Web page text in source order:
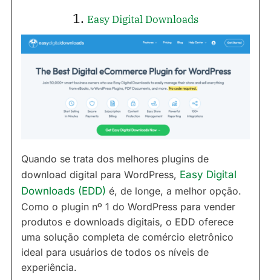
1. Easy Digital Downloads
Quando se trata dos melhores plugins de
download digital para WordPress, Easy Digital
Downloads (EDD) é, de longe, a melhor opção.
Como o plugin nº 1 do WordPress para vender
produtos e downloads digitais, o EDD oferece
uma solução completa de comércio eletrônico
ideal para usuários de todos os níveis de
experiência.